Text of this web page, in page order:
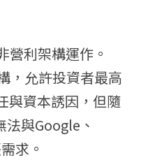
利架構運作。
，允許投資者最高
與資本誘因，但隨
與Google、
求。